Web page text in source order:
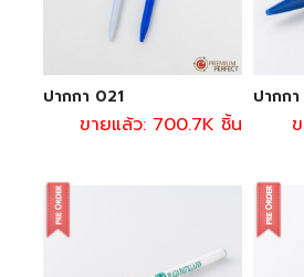
ปากกา 021
ขายแล้ว: 700.7K ชิ้น
ปากก